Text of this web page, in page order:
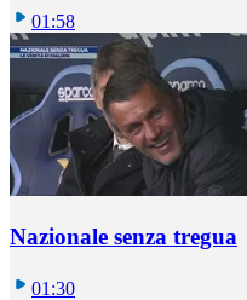
01:58
Nazionale senza tregua
01:30